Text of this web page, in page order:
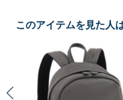
このアイテムを見た人